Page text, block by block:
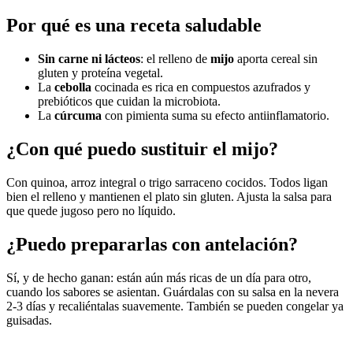
Por qué es una receta saludable
Sin carne ni lácteos: el relleno de mijo aporta cereal sin
gluten y proteína vegetal.
La cebolla cocinada es rica en compuestos azufrados y
prebióticos que cuidan la microbiota.
La cúrcuma con pimienta suma su efecto antiinflamatorio.
¿Con qué puedo sustituir el mijo?
Con quinoa, arroz integral o trigo sarraceno cocidos. Todos ligan
bien el relleno y mantienen el plato sin gluten. Ajusta la salsa para
que quede jugoso pero no líquido.
¿Puedo prepararlas con antelación?
Sí, y de hecho ganan: están aún más ricas de un día para otro,
cuando los sabores se asientan. Guárdalas con su salsa en la nevera
2-3 días y recaliéntalas suavemente. También se pueden congelar ya
guisadas.